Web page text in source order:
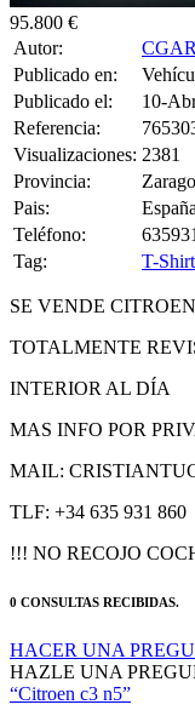
Autor:
Publicado en:
Publicado el:
10-
Referencia:
Visualizaciones:
2381
Provincia:
Pais:
Teléfono:
Tag:
T-Shirt
SE VENDE
TOTALMENTE
INTERIOR AL DÍA
MAS INFO POR
MAIL:
TLF: +34 635 931 860
!!! NO RECOJO
HAZLE UNA
“Citroen c3 n5”
Debes estar logueado